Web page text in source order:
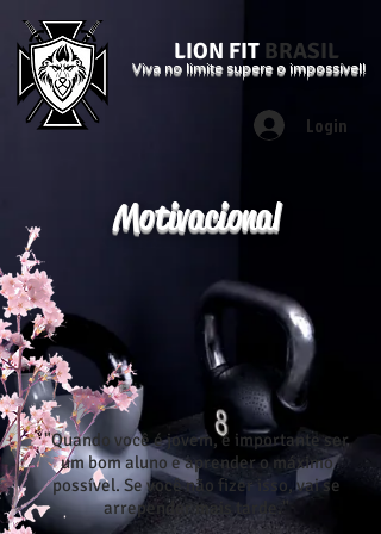
LION FIT BRASIL
Viva no limite supere o impossível!
Login
Motivacional
"Quando você é jovem, é importante ser
um bom aluno e aprender o máximo
possível. Se você não fizer isso, vai se
arrepender mais tarde."